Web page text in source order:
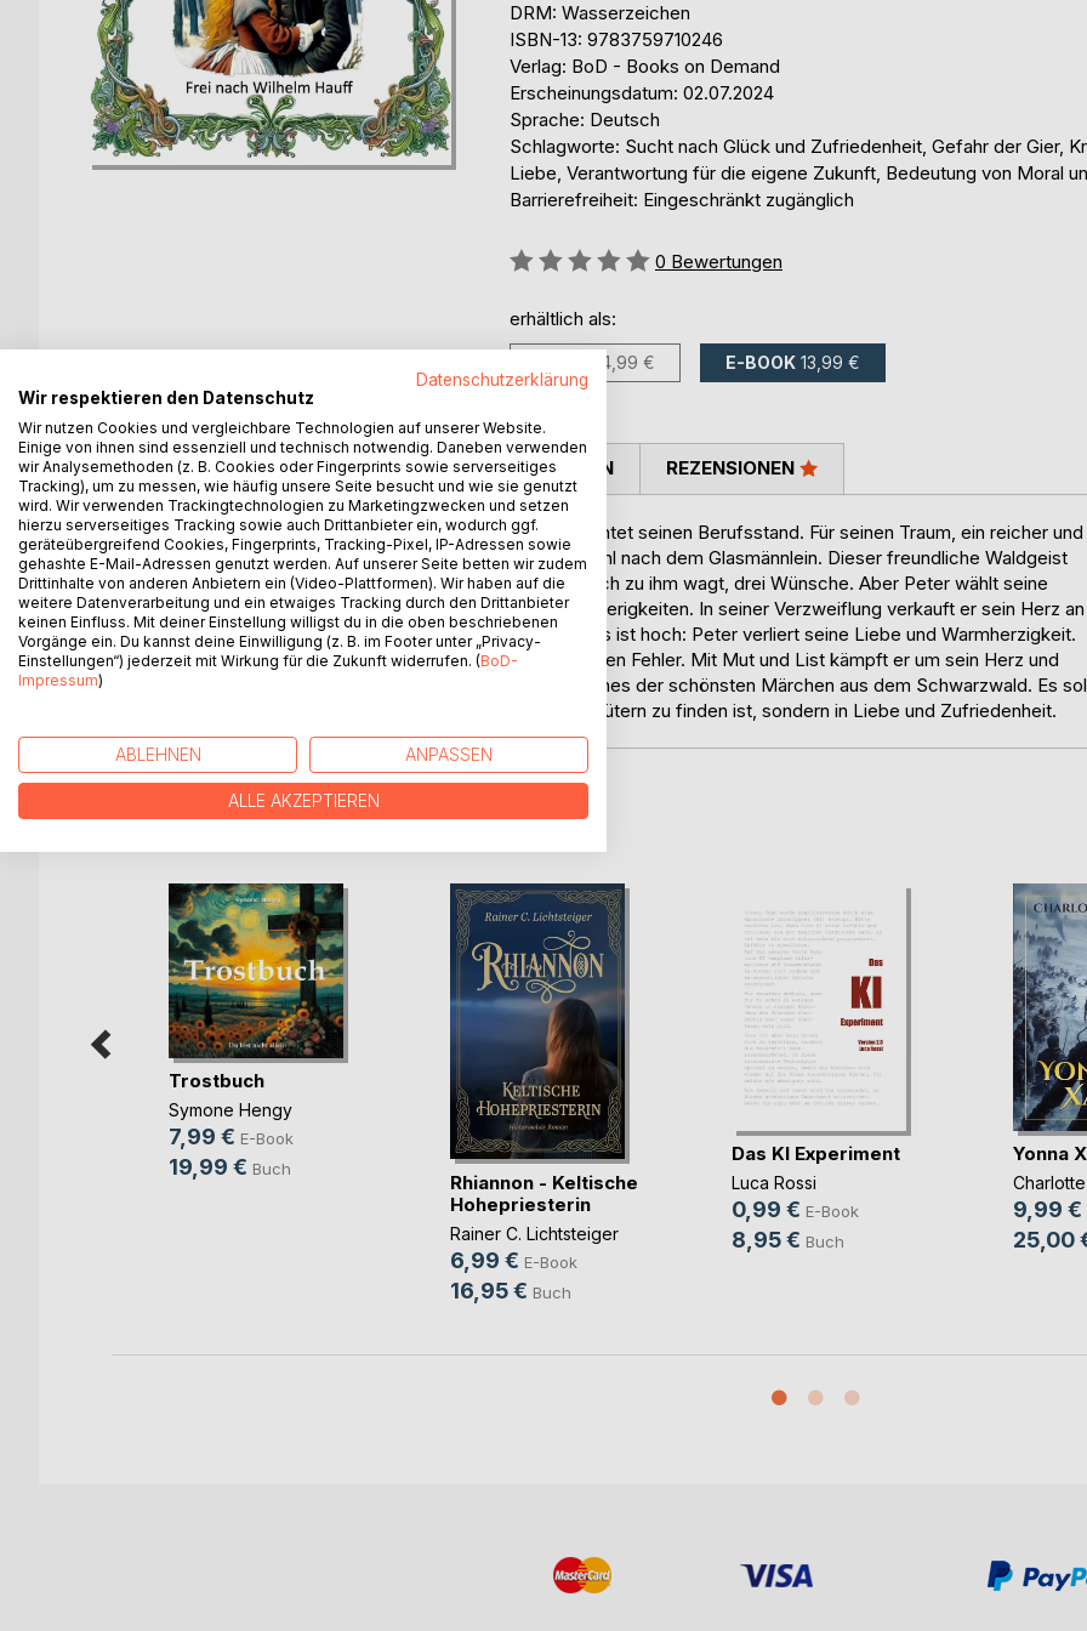
DRM: Wasserzeichen
ISBN-13: 9783759710246
Verlag: BoD - Books on Demand
Erscheinungsdatum: 02.07.2024
Sprache: Deutsch
Schlagworte: Sucht nach Glück und Zufriedenheit, Gefahr der Gier,
Liebe, Verantwortung für die eigene Zukunft, Bedeutung von Moral
Barrierefreiheit: Eingeschränkt zugänglich
Bewertung::
0 Bewertungen
erhältlich als:
24,99 € E-BOOK 13,99 €
BESCHREIBUNG
Peter Munk, ein armer Köhler, liebt Lisbeth. Aber er verachtet seinen Berufsstand. Für seinen Traum, ein reicher und
angesehener Mann zu sein, sucht er im dichten Tannenbühl nach dem Glasmännlein. Dieser freundliche Waldgeist
aus dem Schwarzwald erfüllt jedem Sonntagskind, das sich zu ihm wagt, drei Wünsche. Aber Peter wählt seine
Wünsche unbedacht und gerät schon bald in große Schwierigkeiten. In seiner Verzweiflung verkauft er sein Herz an
den Holländer-Michel, einen finsteren Waldgeist. Der Preis ist hoch: Peter verliert seine Liebe und Warmherzigkeit.
Doch erst als er auch Lisbeth verloren hat, erkennt er seinen Fehler. Mit Mut und List kämpft er um sein Herz und
seine Liebe. Mit »Das kalte Herz« schuf Wilhelm Hauff eines der schönsten Märchen aus dem Schwarzwald. Es
uns daran erinnern, dass wahres Glück nicht in Geld und Gütern zu finden ist, sondern in Liebe und Zufriedenheit.
AUTOR/IN PRESSESTIMMEN REZENSIONEN
WEITERE TITEL BEIBoD
Trostbuch
Symone Hengy
7,99 € E-Book
19,99 € Buch
Rhiannon - Keltische
Hohepriesterin
Rainer C. Lichtsteiger
6,99 € E-Book
16,95 € Buch
Das KI Experiment
Luca Rossi
0,99 € E-Book
8,95 € Buch
Yonna
9,99 €
25,00
Datenschutzerklärung
Wir respektieren den Datenschutz
Wir nutzen Cookies und vergleichbare Technologien auf unserer Website.
Einige von ihnen sind essenziell und technisch notwendig. Daneben verwenden
wir Analysemethoden (z. B. Cookies oder Fingerprints sowie serverseitiges
Tracking), um zu messen, wie häufig unsere Seite besucht und wie sie genutzt
wird. Wir verwenden Trackingtechnologien zu Marketingzwecken und setzen
hierzu serverseitiges Tracking sowie auch Drittanbieter ein, wodurch ggf.
geräteübergreifend Cookies, Fingerprints, Tracking-Pixel, IP-Adressen sowie
gehashte E-Mail-Adressen genutzt werden. Auf unserer Seite betten wir zudem
Drittinhalte von anderen Anbietern ein (Video-Plattformen). Wir haben auf die
weitere Datenverarbeitung und ein etwaiges Tracking durch den Drittanbieter
keinen Einfluss. Mit deiner Einstellung willigst du in die oben beschriebenen
Vorgänge ein. Du kannst deine Einwilligung (z. B. im Footer unter „Privacy-
Einstellungen“) jederzeit mit Wirkung für die Zukunft widerrufen. (BoD-
Impressum)
ABLEHNEN ANPASSEN
ALLE AKZEPTIEREN